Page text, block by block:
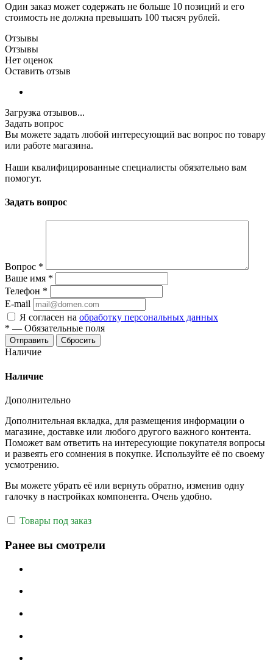
Один заказ может содержать не больше 10 позиций и его
стоимость не должна превышать 100 тысяч рублей.
Отзывы
Отзывы
Нет оценок
Оставить отзыв
Загрузка отзывов...
Задать вопрос
Вы можете задать любой интересующий вас вопрос по товару
или работе магазина.
Наши квалифицированные специалисты обязательно вам
помогут.
Задать вопрос
Вопрос *
Ваше имя *
Телефон *
E-mail
Я согласен на обработку персональных данных
* — Обязательные поля
Отправить Сбросить
Наличие
Наличие
Дополнительно
Дополнительная вкладка, для размещения информации о
магазине, доставке или любого другого важного контента.
Поможет вам ответить на интересующие покупателя вопросы
и развеять его сомнения в покупке. Используйте её по своему
усмотрению.
Вы можете убрать её или вернуть обратно, изменив одну
галочку в настройках компонента. Очень удобно.
Товары под заказ
Ранее вы смотрели